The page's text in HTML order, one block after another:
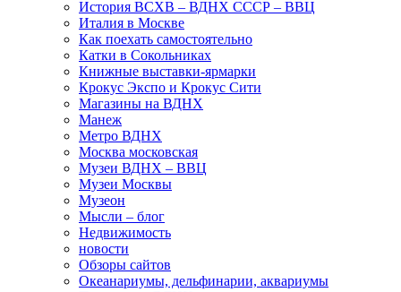
История ВСХВ – ВДНХ СССР – ВВЦ
Италия в Москве
Как поехать самостоятельно
Катки в Сокольниках
Книжные выставки-ярмарки
Крокус Экспо и Крокус Сити
Магазины на ВДНХ
Манеж
Метро ВДНХ
Москва московская
Музеи ВДНХ – ВВЦ
Музеи Москвы
Музеон
Мысли – блог
Недвижимость
новости
Обзоры сайтов
Океанариумы, дельфинарии, аквариумы